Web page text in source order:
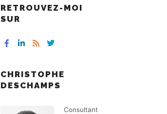
RETROUVEZ-MOI
SUR
CHRISTOPHE
DESCHAMPS
Consultant